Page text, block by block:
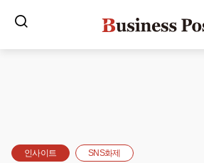
인사이트 SNS화제